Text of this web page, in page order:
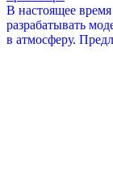
В настоящее
разрабатывать
в атмосферу.